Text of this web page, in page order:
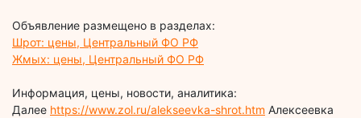
Объявление размещено в разделах:
Шрот: цены, Центральный ФО РФ
Жмых: цены, Центральный ФО РФ
Информация, цены, новости, аналитика:
Далее https://www.zol.ru/alekseevka-shrot.htm Алексеевка